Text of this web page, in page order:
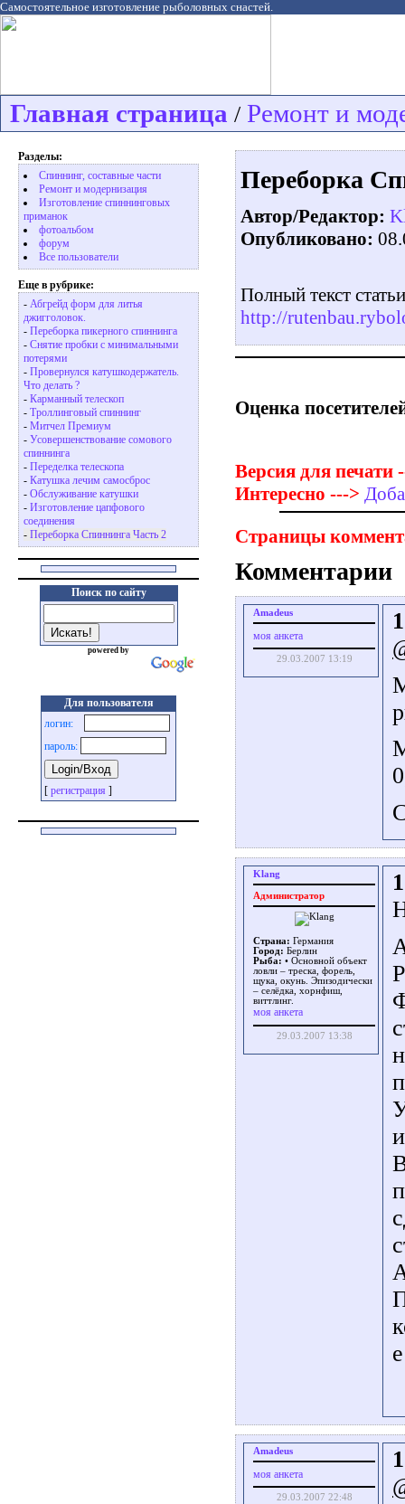
Самостоятельное изготовление рыболовных снастей.
Главная страница / Ремонт и
Разделы:
Спиннинг, составные части
Ремонт и модернизация
Изготовление спиннинговых
приманок
фотоальбом
форум
Все пользователи
Еще в рубрике:
- Абгрейд форм для литья
джигголовок.
- Переборка пикерного спиннинга
- Снятие пробки с минимальными
потерями
- Провернулся катушкодержатель.
Что делать ?
- Карманный телескоп
- Троллинговый спиннинг
- Митчел Премиум
- Усовершенствование сомового
спиннинга
- Переделка телескопа
- Катушка лечим самосброс
- Обслуживание катушки
- Изготовление цапфового
соединения
- Переборка Спиннинга Часть 2
Поиск по сайту
powered by
Для пользователя
логин:
пароль:
[ регистрация ]
Переборка
Автор/Редактор:
Опубликовано:
Полный текст
http://
Оценка
Версия для печати
Интересно --->
Страницы
Комментарии
Amadeus
моя анкета
29.03.2007 13:19
Klang
Администратор
Страна: Германия
Город: Берлин
Рыба: • Основной объект
ловли – треска, форель,
щука, окунь. Эпизодически
– селёдка, хорнфиш,
виттлинг.
моя анкета
29.03.2007 13:38
Amadeus
моя анкета
29.03.2007 22:48